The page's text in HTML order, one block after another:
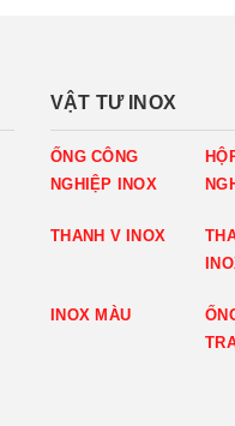
VẬT TƯ INOX
ỐNG CÔNG
NGHIỆP INOX
THANH V INOX
INOX MÀU